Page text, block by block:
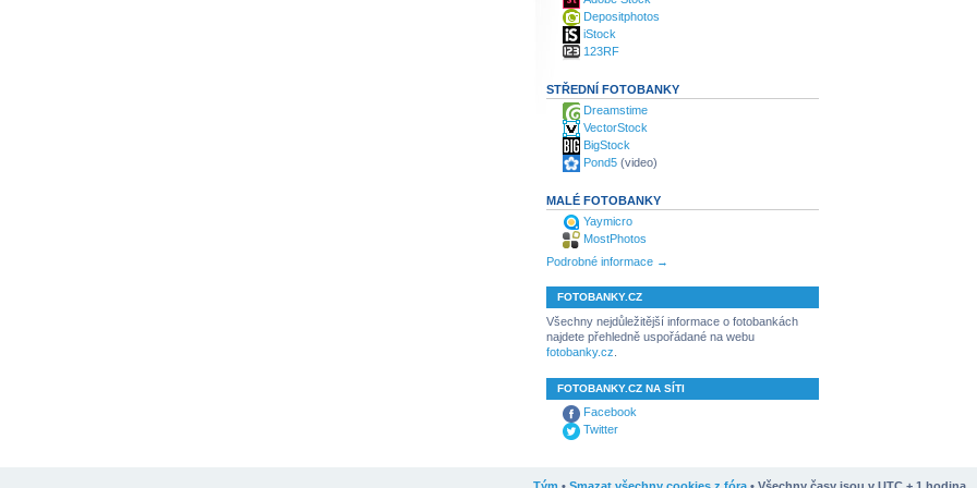
Depositphotos
iStock
123RF
STŘEDNÍ FOTOBANKY
Dreamstime
VectorStock
BigStock
Pond5 (video)
MALÉ FOTOBANKY
Yaymicro
MostPhotos
Podrobné informace →
FOTOBANKY.CZ
Všechny nejdůležitější informace o fotobankách
najdete přehledně uspořádané na webu
fotobanky.cz
FOTOBANKY.CZ NA SÍTI
Facebook
Twitter
Tým • Smazat všechny cookies z fóra • Všechny časy jsou v UTC + 1 hodina